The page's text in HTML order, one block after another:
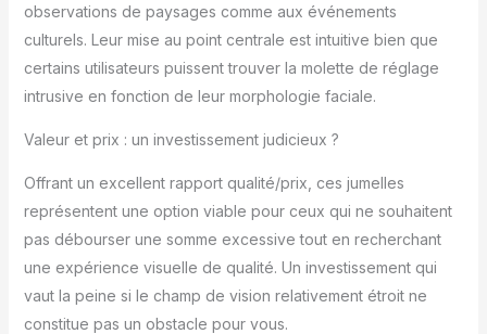
l'observation des
oiseaux, la randonnée,
les spectacles, les
voyages et le sport.
excellente visibilité et
visualisation intérieure
et extérieure. Champ
clair : un champ de
vision lumineux qui est
particulièrement facile
à voir grâce aux
observations de paysages comme aux événements
culturels. Leur mise au point centrale est intuitive bien que
certains utilisateurs puissent trouver la molette de réglage
intrusive en fonction de leur morphologie faciale.
Valeur et prix : un investissement judicieux ?
Offrant un excellent rapport qualité/prix, ces jumelles
représentent une option viable pour ceux qui ne souhaitent
pas débourser une somme excessive tout en recherchant
une expérience visuelle de qualité. Un investissement qui
vaut la peine si le champ de vision relativement étroit ne
constitue pas un obstacle pour vous.